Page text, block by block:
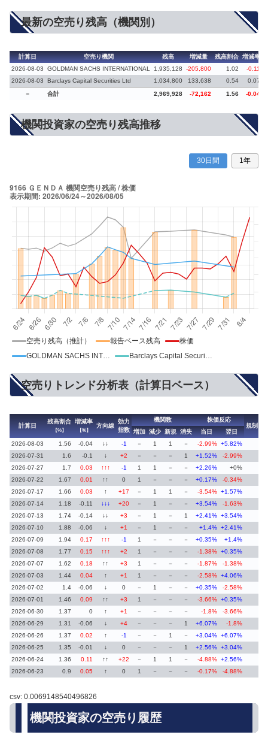
最新の空売り残高（機関別）
計算日 空売り機関 残高 増減量 残高割合 増減率
2026-08-03
GOLDMAN SACHS INTERNATIONAL 1,935,128 -205,800 1.02
-0.11
2026-08-03
Barclays Capital Securities Ltd 1,034,800 133,638 0.54 0.07
－ 合計 2,969,928 -72,162 1.56 -0.04
機関投資家の空売り残高推移
30日間 1年
空売り残高（推計） 報告ベース残高
株価
GOLDMAN SACHS INTERNATIONAL
Barclays Capital Securities Ltd
空売りトレンド分析表（計算日ベース）
計算日
残高割合
【%】
増減率
【%】
方向線
効力
指数
機関数
株価反応
規制
増加 減少 新規 消失 当日
翌日
2026-08-03
1.56 -0.04 ↓↓ -1 － 1 1 － -2.99% +5.82%
2026-07-31
1.6 -0.1 ↓ +2 － － － 1 +1.52%
-2.99%
2026-07-27
1.7 0.03 ↑↑↑ -1 1 1 － － +2.26%
+0%
2026-07-22
1.67 0.01 ↑↑ 0 1 － － － +0.17%
-0.34%
2026-07-17
1.66 0.03 ↑ +17 － 1 1 － -3.54% +1.57%
2026-07-14
1.18 -0.11 ↓↓↓ +20 － 1 － － +3.54%
-1.63%
2026-07-13
1.74 -0.14 ↓↓ +3 － 1 － 1 +2.41% +3.54%
2026-07-10
1.88 -0.06 ↓ +1 － 1 － － +1.4% +2.41%
2026-07-09
1.94 0.17 ↑↑↑ -1 1 － － － +0.35%
+1.4%
2026-07-08
1.77 0.15 ↑↑↑ +2 1 － － － -1.38% +0.35%
2026-07-07
1.62 0.18 ↑↑ +3 1 － － － -1.87%
-1.38%
2026-07-03
1.44 0.04 ↑ +1 1 － － － -2.58% +4.06%
2026-07-02
1.4 -0.06 ↓ 0 － 1 － － +0.35%
-2.58%
2026-07-01
1.46 0.09 ↑↑ +3 1 － － － -3.66% +0.35%
2026-06-30
1.37 0 ↑ +1 － － － － -1.8%
-3.66%
2026-06-29
1.31 -0.06 ↓ +4 － － － 1 +6.07%
-1.8%
2026-06-26
1.37 0.02 ↑ -1 － － 1 － +3.04% +6.07%
2026-06-25
1.35 -0.01 ↓ 0 － － － 1 +2.56% +3.04%
2026-06-24
1.36 0.11 ↑↑ +22 － 1 1 － -4.88% +2.56%
2026-06-23
0.9 0.05 ↑ 0 1 － － － -0.17% -4.88%
csv: 0.0069148540496826
機関投資家の空売り履歴